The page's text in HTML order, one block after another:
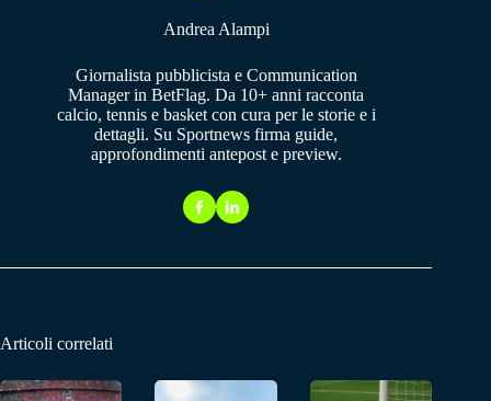
Andrea Alampi
Giornalista pubblicista e Communication
Manager in BetFlag. Da 10+ anni racconta
calcio, tennis e basket con cura per le storie e i
dettagli. Su Sportnews firma guide,
approfondimenti antepost e preview.
Articoli correlati